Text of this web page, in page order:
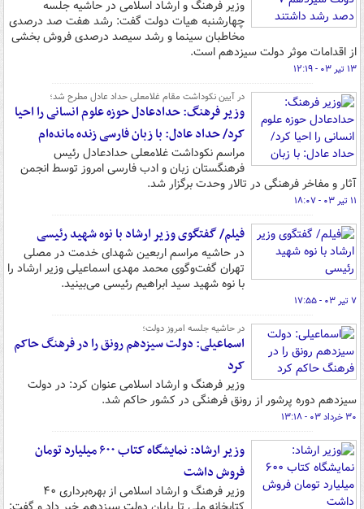
وزیر فرهنگ و ارشاد اسلامی در حاشیه جلسه
چهارشنبه هیات دولت گفت: رشد هفت صد درصدی
مخاطبان سینما و رشد سیصد درصدی فروش بخشی
از اقدامات موثر دولت سیزدهم است.
۱۳ تیر ۰۳ - ۱۲:۱۹
در آیین نکوداشت مقام غلامعلی حداد عادل مطرح شد؛
وزیر فرهنگ: حدادعادل حوزه علوم انسانی را احیا
کرد/ حداد عادل: با زبان فارسی زنده مانده‌ام
مراسم نکوداشت غلامعلی حدادعادل رئیس
فرهنگستان زبان و ادب فارسی امروز توسط انجمن
آثار و مفاخر فرهنگی در تالار وحدت برگزار شد.
۱۱ تیر ۰۳ - ۱۸:۰۷
فیلم/ گفتگوی وزیر ارشاد با نوه شهید رئیسی
در حاشیه مراسم اربعین شهدای خدمت در مصلی
تهران گفت‌وگوی محمد مهدی اسماعیلی وزیر ارشاد را
با نوه شهید سید ابراهیم رئیسی می‌بینید.
۷ تیر ۰۳ - ۱۷:۵۵
در حاشیه جلسه امروز دولت؛
اسماعیلی: دولت سیزدهم رونق را در فرهنگ حاکم
کرد
وزیر فرهنگ و ارشاد اسلامی عنوان کرد: در دولت
سیزدهم دوره پرشور از رونق فرهنگی در کشور حاکم شد.
۳۰ خرداد ۰۳ - ۱۳:۱۸
وزیر ارشاد: نمایشگاه کتاب ۶۰۰ میلیارد تومان
فروش داشت
وزیر فرهنگ و ارشاد اسلامی از بهره‌برداری ۴۰